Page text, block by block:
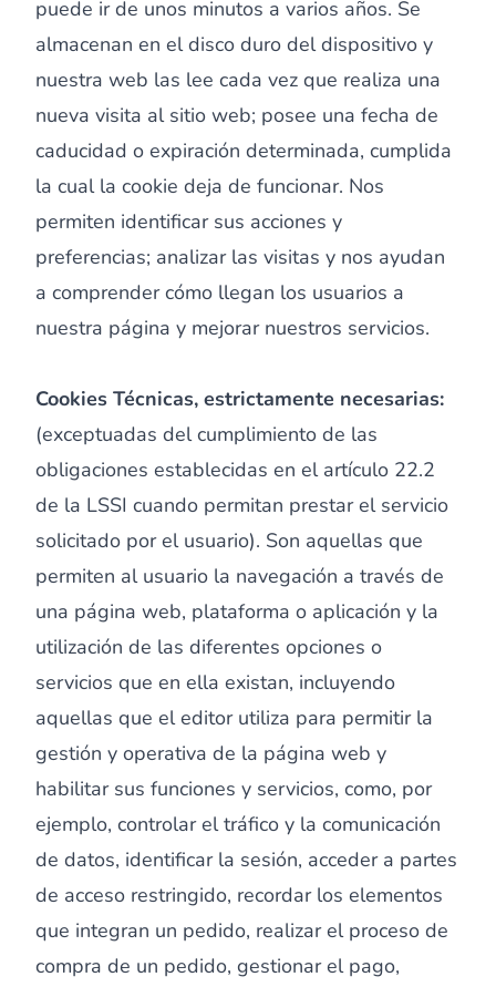
puede ir de unos minutos a varios años. Se
almacenan en el disco duro del dispositivo y
nuestra web las lee cada vez que realiza una
nueva visita al sitio web; posee una fecha de
caducidad o expiración determinada, cumplida
la cual la cookie deja de funcionar. Nos
permiten identificar sus acciones y
preferencias; analizar las visitas y nos ayudan
a comprender cómo llegan los usuarios a
nuestra página y mejorar nuestros servicios.
Cookies Técnicas, estrictamente necesarias:
(exceptuadas del cumplimiento de las
obligaciones establecidas en el artículo 22.2
de la LSSI cuando permitan prestar el servicio
solicitado por el usuario). Son aquellas que
permiten al usuario la navegación a través de
una página web, plataforma o aplicación y la
utilización de las diferentes opciones o
servicios que en ella existan, incluyendo
aquellas que el editor utiliza para permitir la
gestión y operativa de la página web y
habilitar sus funciones y servicios, como, por
ejemplo, controlar el tráfico y la comunicación
de datos, identificar la sesión, acceder a partes
de acceso restringido, recordar los elementos
que integran un pedido, realizar el proceso de
compra de un pedido, gestionar el pago,